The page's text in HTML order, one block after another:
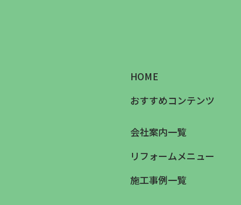
HOME
おすすめコンテンツ
会社案内一覧
リフォームメニュー
施工事例一覧